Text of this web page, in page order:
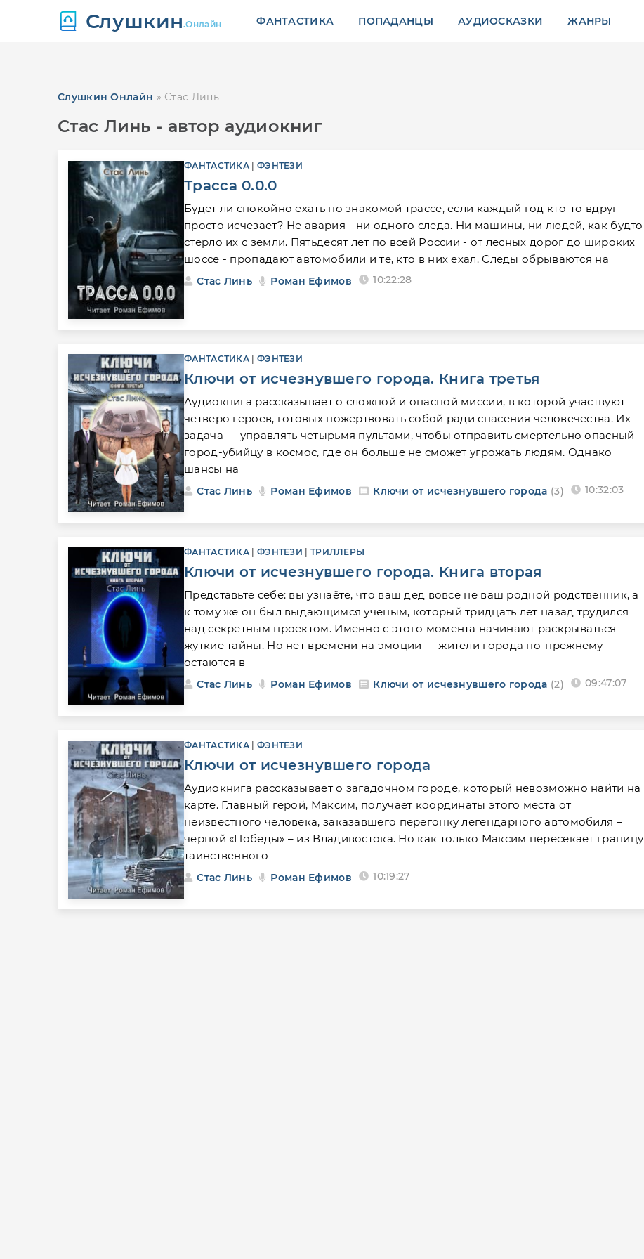
Слушкин.Онлайн ФАНТАСТИКА ПОПАДАНЦЫ АУДИОСКАЗКИ ЖАНРЫ
Слушкин Онлайн » Стас Линь
Стас Линь - автор аудиокниг
ФАНТАСТИКА ФЭНТЕЗИ
Трасса 0.0.0
Будет ли спокойно ехать по знакомой трассе, если каждый год кто-то вдруг
просто исчезает? Не авария - ни одного следа. Ни машины, ни людей, как будто
стерло их с земли. Пятьдесят лет по всей России - от лесных дорог до широких
шоссе - пропадают автомобили и те, кто в них ехал. Следы обрываются на
Стас Линь Роман Ефимов 10:22:28
ФАНТАСТИКА ФЭНТЕЗИ
Ключи от исчезнувшего города. Книга третья
Аудиокнига рассказывает о сложной и опасной миссии, в которой участвуют
четверо героев, готовых пожертвовать собой ради спасения человечества. Их
задача — управлять четырьмя пультами, чтобы отправить смертельно опасный
город-убийцу в космос, где он больше не сможет угрожать людям. Однако
шансы на
Стас Линь Роман Ефимов Ключи от исчезнувшего города (3) 10:32:03
ФАНТАСТИКА ФЭНТЕЗИ ТРИЛЛЕРЫ
Ключи от исчезнувшего города. Книга вторая
Представьте себе: вы узнаёте, что ваш дед вовсе не ваш родной родственник, а
к тому же он был выдающимся учёным, который тридцать лет назад трудился
над секретным проектом. Именно с этого момента начинают раскрываться
жуткие тайны. Но нет времени на эмоции — жители города по-прежнему
остаются в
Стас Линь Роман Ефимов Ключи от исчезнувшего города (2) 09:47:07
ФАНТАСТИКА ФЭНТЕЗИ
Ключи от исчезнувшего города
Аудиокнига рассказывает о загадочном городе, который невозможно найти на
карте. Главный герой, Максим, получает координаты этого места от
неизвестного человека, заказавшего перегонку легендарного автомобиля –
чёрной «Победы» – из Владивостока. Но как только Максим пересекает границу
таинственного
Стас Линь Роман Ефимов 10:19:27